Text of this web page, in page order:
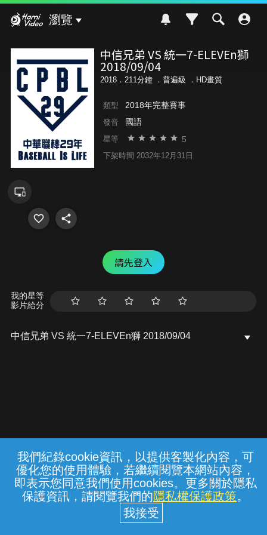
我們紀錄cookie資訊，以提供客製化內容，可
優化您的使用體驗，若繼續閱覽本網站內容，
即表示您同意我們使用cookies。更多關於隱私
保護資訊，請閱覽我們的隱私權保護政策。
瀏覽
中信兄弟 VS 統一7-ELEVEn獅
2018/09/04
2018．211分鐘 ． 普遍級 ．HD畫質
類型 2018年完整賽事
發音 國語
星等 5
下架時間 2032年12月31日
請先登入
我的星等
影片給分
中信兄弟 VS 統一7-ELEVEn獅 2018/09/04
常見問題 線上客服 服務條款 隱私權保護
中華電信股份有限公司個人家庭分公司
(統一編號：96979949) © 2026
{{notifyMsg}}